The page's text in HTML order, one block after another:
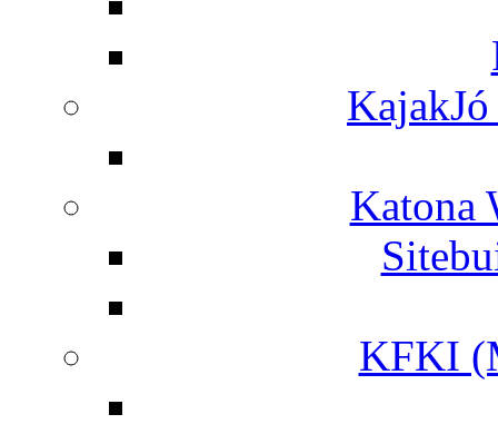
Katona
KFKI